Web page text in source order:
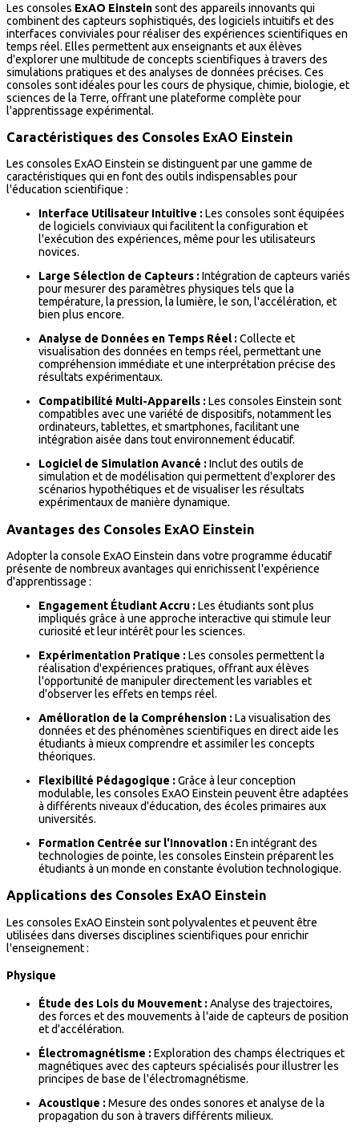
Les consoles ExAO Einsteinsont des appareils innovants qui
combinent des capteurs sophistiqués, des logiciels intuitifs et des
interfaces conviviales pour réaliser des expériences scientifiques en
temps réel. Elles permettent aux enseignants et aux élèves
d'explorer une multitude de concepts scientifiques à travers des
simulations pratiques et des analyses de données précises. Ces
consoles sont idéales pour les cours de physique, chimie, biologie, et
sciences de la Terre, offrant une plateforme complète pour
l'apprentissage expérimental.
Caractéristiques des Consoles ExAO Einstein
Les consoles ExAO Einstein se distinguent par une gamme de
caractéristiques qui en font des outils indispensables pour
l'éducation scientifique :
Interface Utilisateur Intuitive : Les consoles sont équipées
de logiciels conviviaux qui facilitent la configuration et
l'exécution des expériences, même pour les utilisateurs
novices.
Large Sélection de Capteurs : Intégration de capteurs variés
pour mesurer des paramètres physiques tels que la
température, la pression, la lumière, le son, l'accélération, et
bien plus encore.
Analyse de Données en Temps Réel : Collecte et
visualisation des données en temps réel, permettant une
compréhension immédiate et une interprétation précise des
résultats expérimentaux.
Compatibilité Multi-Appareils : Les consoles Einstein sont
compatibles avec une variété de dispositifs, notamment les
ordinateurs, tablettes, et smartphones, facilitant une
intégration aisée dans tout environnement éducatif.
Logiciel de Simulation Avancé : Inclut des outils de
simulation et de modélisation qui permettent d'explorer des
scénarios hypothétiques et de visualiser les résultats
expérimentaux de manière dynamique.
Avantages des Consoles ExAO Einstein
Adopter la console ExAO Einstein dans votre programme éducatif
présente de nombreux avantages qui enrichissent l'expérience
d'apprentissage :
Engagement Étudiant Accru : Les étudiants sont plus
impliqués grâce à une approche interactive qui stimule leur
curiosité et leur intérêt pour les sciences.
Expérimentation Pratique : Les consoles permettent la
réalisation d'expériences pratiques, offrant aux élèves
l'opportunité de manipuler directement les variables et
d'observer les effets en temps réel.
Amélioration de la Compréhension : La visualisation des
données et des phénomènes scientifiques en direct aide les
étudiants à mieux comprendre et assimiler les concepts
théoriques.
Flexibilité Pédagogique : Grâce à leur conception
modulable, les consoles ExAO Einstein peuvent être adaptées
à différents niveaux d'éducation, des écoles primaires aux
universités.
Formation Centrée sur l'Innovation : En intégrant des
technologies de pointe, les consoles Einstein préparent les
étudiants à un monde en constante évolution technologique.
Applications des Consoles ExAO Einstein
Les consoles ExAO Einstein sont polyvalentes et peuvent être
utilisées dans diverses disciplines scientifiques pour enrichir
l'enseignement :
Physique
Étude des Lois du Mouvement : Analyse des trajectoires,
des forces et des mouvements à l'aide de capteurs de position
et d'accélération.
Électromagnétisme : Exploration des champs électriques et
magnétiques avec des capteurs spécialisés pour illustrer les
principes de base de l'électromagnétisme.
Acoustique : Mesure des ondes sonores et analyse de la
propagation du son à travers différents milieux.